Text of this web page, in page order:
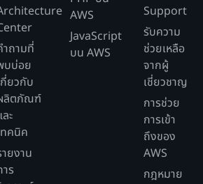
ำถามที่
บบ่อย
กี่ยวกับ
ลิตภัณฑ์
ะ
ทคนิค
ยงาน
ร
AWS
JavaScript
บน AWS
Support
รับความ
ช่วยเหลือ
จากผู้
เชี่ยวชาญ
การช่วย
การเข้า
ถึงของ
AWS
กฎหมาย